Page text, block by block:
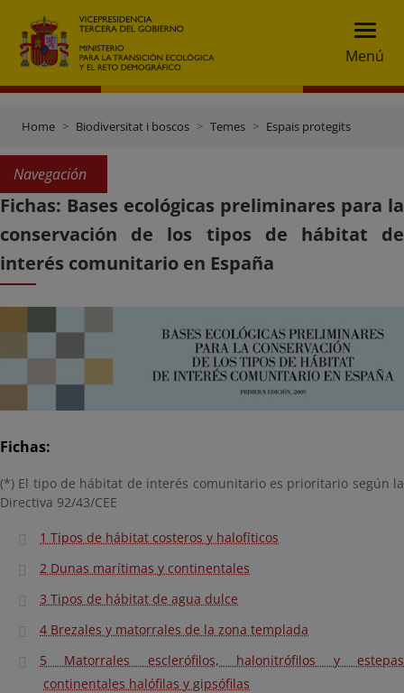
Menú
Home Biodiversitat i boscos Temes Espais protegits
Navegación
Fichas: Bases ecológicas preliminares para la
conservación de los tipos de hábitat de
interés comunitario en España
Fichas:
(*) El tipo de hábitat de interés comunitario es prioritario según la
Directiva 92/43/CEE
1 Tipos de hábitat costeros y halofíticos
2 Dunas marítimas y continentales
3 Tipos de hábitat de agua dulce
4 Brezales y matorrales de la zona templada
5 Matorrales esclerófilos, halonitrófilos y estepas
continentales halófilas y gipsófilas